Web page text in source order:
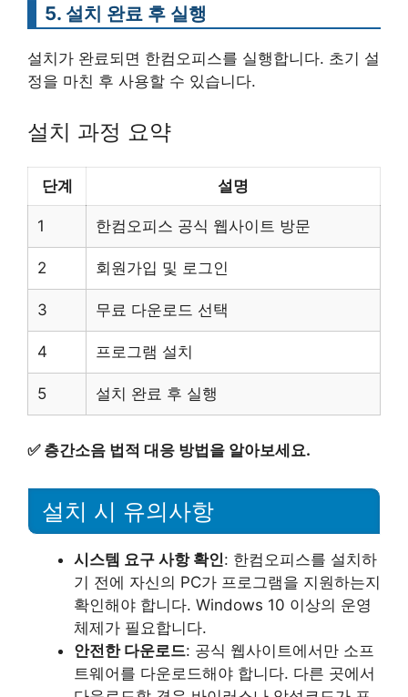
5. 설치 완료 후 실행
설치가 완료되면 한컴오피스를 실행합니다. 초기 설
정을 마친 후 사용할 수 있습니다.
설치 과정 요약
단계 설명
1 한컴오피스 공식 웹사이트 방문
2 회원가입 및 로그인
3 무료 다운로드 선택
4 프로그램 설치
5 설치 완료 후 실행
✅ 층간소음 법적 대응 방법을 알아보세요.
설치 시 유의사항
시스템 요구 사항 확인: 한컴오피스를 설치하
기 전에 자신의 PC가 프로그램을 지원하는지
확인해야 합니다. Windows 10 이상의 운영
체제가 필요합니다.
안전한 다운로드: 공식 웹사이트에서만 소프
트웨어를 다운로드해야 합니다. 다른 곳에서